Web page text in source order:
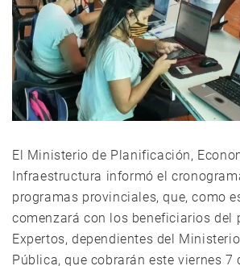
El Ministerio de Planificación,
Infraestructura informó el
programas provinciales, que, como
comenzará con los beneficiarios del
Expertos, dependientes del
Pública, que cobrarán este viernes 7